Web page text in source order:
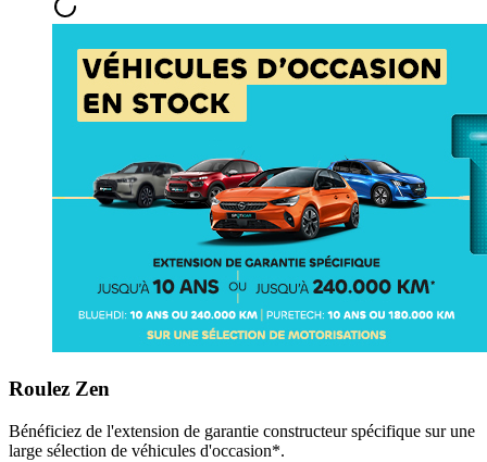
Roulez Zen
Bénéficiez de l'extension de garantie constructeur spécifique sur une
large sélection de véhicules d'occasion*.